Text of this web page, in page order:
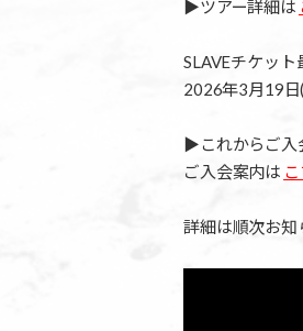
▶︎ツアー詳細は
SLAVEチケット
2026年3月19
▶︎これからご入
ご入会案内は
詳細は順次お知